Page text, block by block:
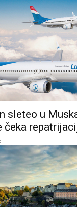
sleteo u
čeka